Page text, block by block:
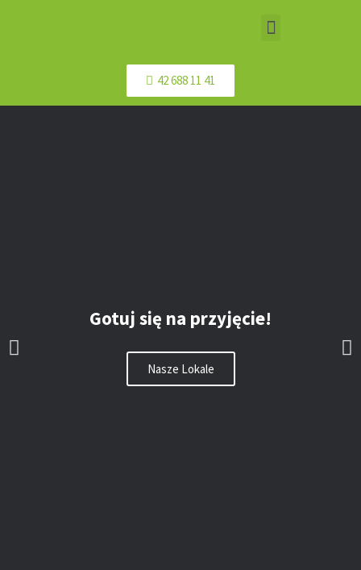
42 688 11 41
Gotuj się na przyjęcie!
Nasze Lokale